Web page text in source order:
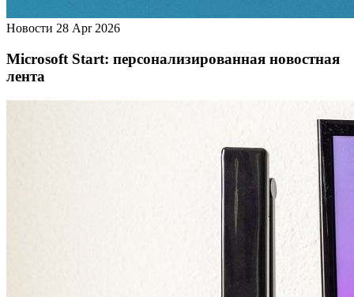
Новости 28 Apr 2026
Microsoft Start: персонализированная новостная
лента